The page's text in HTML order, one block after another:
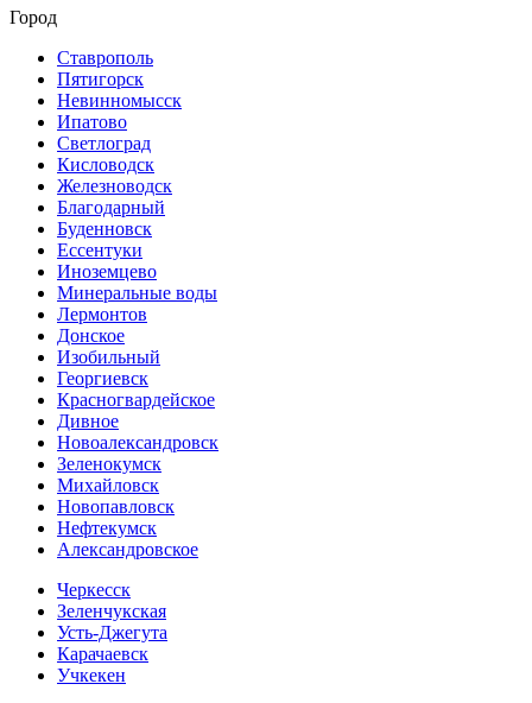
Город
Ставрополь
Пятигорск
Невинномысск
Ипатово
Светлоград
Кисловодск
Железноводск
Благодарный
Буденновск
Ессентуки
Иноземцево
Минеральные воды
Лермонтов
Донское
Изобильный
Георгиевск
Красногвардейское
Дивное
Новоалександровск
Зеленокумск
Михайловск
Новопавловск
Нефтекумск
Александровское
Черкесск
Зеленчукская
Усть-Джегута
Карачаевск
Учкекен